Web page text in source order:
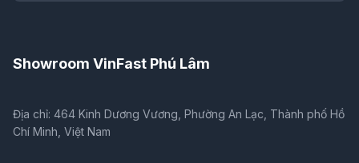
Showroom VinFast Phú Lâm
Địa chỉ: 464 Kinh Dương Vương, Phường An Lạc, Thành phố Hồ
Chí Minh, Việt Nam